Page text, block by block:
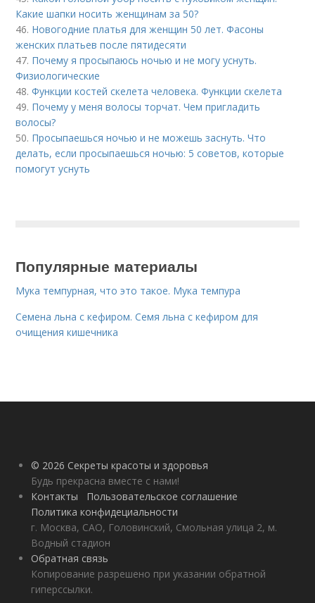
Какие шапки носить женщинам за 50?
46. Новогодние платья для женщин 50 лет. Фасоны
женских платьев после пятидесяти
47. Почему я просыпаюсь ночью и не могу уснуть.
Физиологические
48.Функции костей скелета человека. Функции скелета
49. Почему у меня волосы торчат. Чем пригладить
волосы?
50. Просыпаешься ночью и не можешь заснуть. Что
делать, если просыпаешься ночью: 5 советов, которые
помогут уснуть
Популярные материалы
Мука темпурная, что это такое. Мука темпура
Семена льна с кефиром. Семя льна с кефиром для
очищения кишечника
© 2026 Секреты красоты и здоровья
Будь прекрасна вместе с нами!
Контакты
Пользовательское соглашение
Политика конфидециальности
г. Москва, САО, Головинский, Смольная улица 2, м.
Водный стадион
Обратная связь
Копирование разрешено при указании обратной
гиперссылки.